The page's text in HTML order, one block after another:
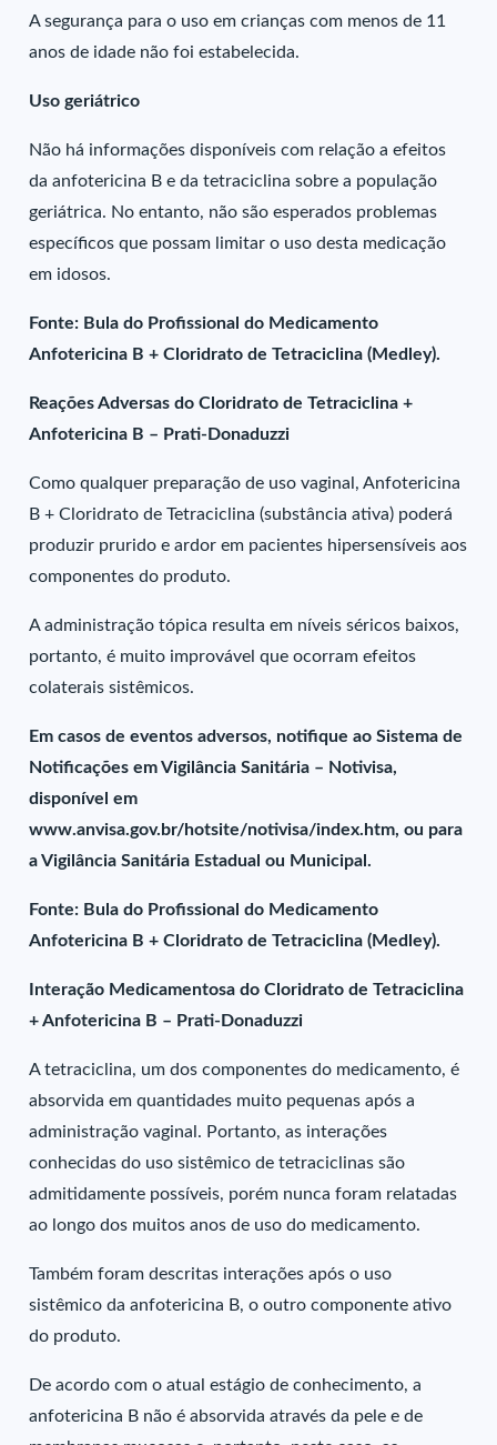
A segurança para o uso em crianças com menos de 11
anos de idade não foi estabelecida.
Uso geriátrico
Não há informações disponíveis com relação a efeitos
da anfotericina B e da tetraciclina sobre a população
geriátrica. No entanto, não são esperados problemas
específicos que possam limitar o uso desta medicação
em idosos.
Fonte: Bula do Profissional do Medicamento
Anfotericina B + Cloridrato de Tetraciclina (Medley).
Reações Adversas do Cloridrato de Tetraciclina +
Anfotericina B – Prati-Donaduzzi
Como qualquer preparação de uso vaginal, Anfotericina
B + Cloridrato de Tetraciclina (substância ativa) poderá
produzir prurido e ardor em pacientes hipersensíveis aos
componentes do produto.
A administração tópica resulta em níveis séricos baixos,
portanto, é muito improvável que ocorram efeitos
colaterais sistêmicos.
Em casos de eventos adversos, notifique ao Sistema de
Notificações em Vigilância Sanitária – Notivisa,
disponível em
www.anvisa.gov.br/hotsite/notivisa/index.htm, ou para
a Vigilância Sanitária Estadual ou Municipal.
Fonte: Bula do Profissional do Medicamento
Anfotericina B + Cloridrato de Tetraciclina (Medley).
Interação Medicamentosa do Cloridrato de Tetraciclina
+ Anfotericina B – Prati-Donaduzzi
A tetraciclina, um dos componentes do medicamento, é
absorvida em quantidades muito pequenas após a
administração vaginal. Portanto, as interações
conhecidas do uso sistêmico de tetraciclinas são
admitidamente possíveis, porém nunca foram relatadas
ao longo dos muitos anos de uso do medicamento.
Também foram descritas interações após o uso
sistêmico da anfotericina B, o outro componente ativo
do produto.
De acordo com o atual estágio de conhecimento, a
anfotericina B não é absorvida através da pele e de